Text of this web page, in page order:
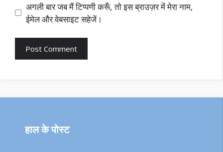
अगली बार जब मैं टिप्पणी करूँ, तो इस ब्राउज़र में मेरा नाम,
ईमेल और वेबसाइट सहेजें।
हाल के पोस्ट